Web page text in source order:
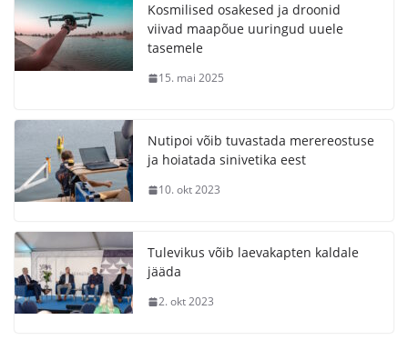
Kosmilised osakesed ja droonid
viivad maapõue uuringud uuele
tasemele
15. mai 2025
Nutipoi võib tuvastada merereostuse
ja hoiatada sinivetika eest
10. okt 2023
Tulevikus võib laevakapten kaldale
jääda
2. okt 2023